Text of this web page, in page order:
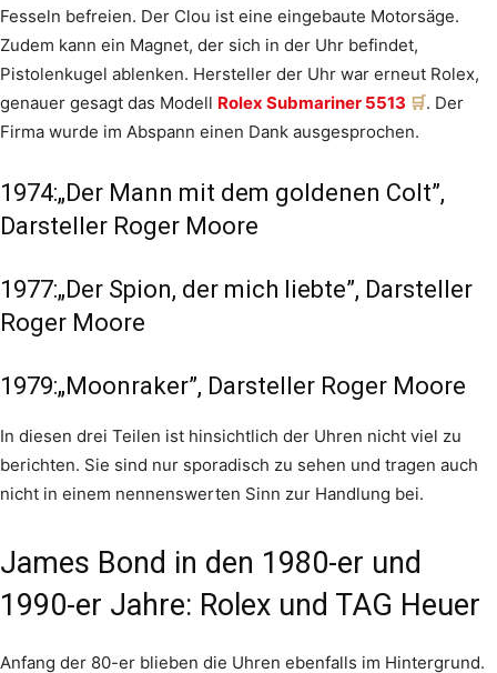
Fesseln befreien. Der Clou ist eine eingebaute Motorsäge.
Zudem kann ein Magnet, der sich in der Uhr befindet,
Pistolenkugel ablenken. Hersteller der Uhr war erneut Rolex,
genauer gesagt das Modell Rolex Submariner 5513
. Der
Firma wurde im Abspann einen Dank ausgesprochen.
1974:„Der Mann mit dem goldenen Colt”,
Darsteller Roger Moore
1977:„Der Spion, der mich liebte”, Darsteller
Roger Moore
1979:„Moonraker”, Darsteller Roger Moore
In diesen drei Teilen ist hinsichtlich der Uhren nicht viel zu
berichten. Sie sind nur sporadisch zu sehen und tragen auch
nicht in einem nennenswerten Sinn zur Handlung bei.
James Bond in den 1980-er und
1990-er Jahre: Rolex und TAG Heuer
Anfang der 80-er blieben die Uhren ebenfalls im Hintergrund.